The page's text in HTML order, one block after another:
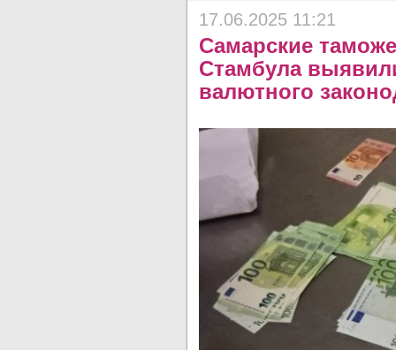
17.06.2025 11:21
Самарские
Стамбула
валютного